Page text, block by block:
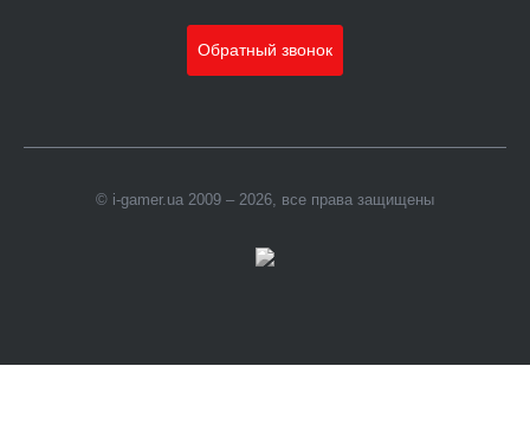
Обратный звонок
© i-gamer.ua 2009 – 2026, все права защищены